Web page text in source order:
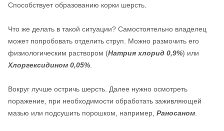
Способствует образованию корки шерсть.
Что же делать в такой ситуации? Самостоятельно владелец
может попробовать отделить струп. Можно размочить его
физиологическим раствором (Натрия хлорид 0,9%) или
Хлоргексидином 0,05%.
Вокруг лучше остричь шерсть. Далее нужно осмотреть
поражение, при необходимости обработать заживляющей
мазью или подсушить порошком, например, Раносаном.